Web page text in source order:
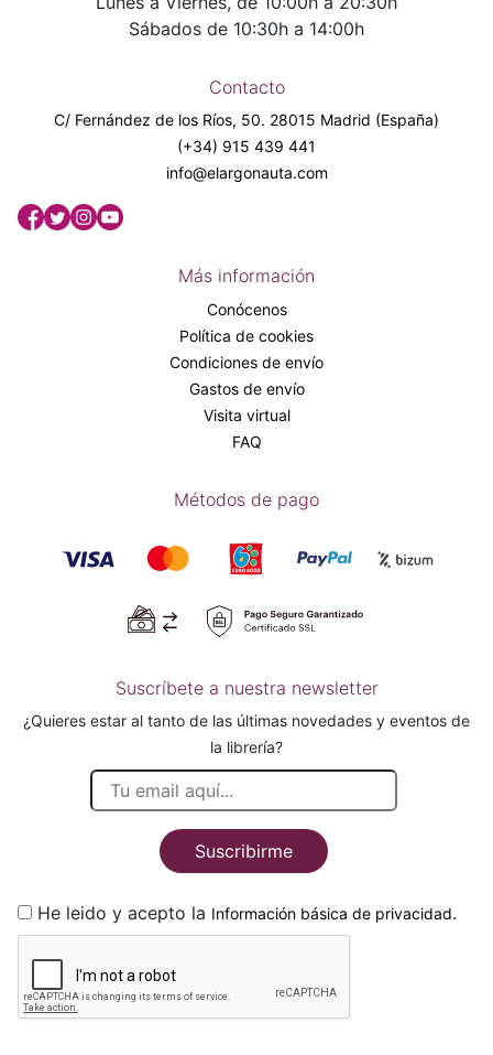
Sábados de 10:30h a 14:00h
Contacto
C/ Fernández de los Ríos, 50. 28015 Madrid (España)
(+34) 915 439 441
info@elargonauta.com
Más información
Conócenos
Política de cookies
Condiciones de envío
Gastos de envío
Visita virtual
FAQ
Métodos de pago
Suscríbete a nuestra newsletter
¿Quieres estar al tanto de las últimas novedades y eventos de
la librería?
Suscribirme
He leido y acepto la Información básica de privacidad.